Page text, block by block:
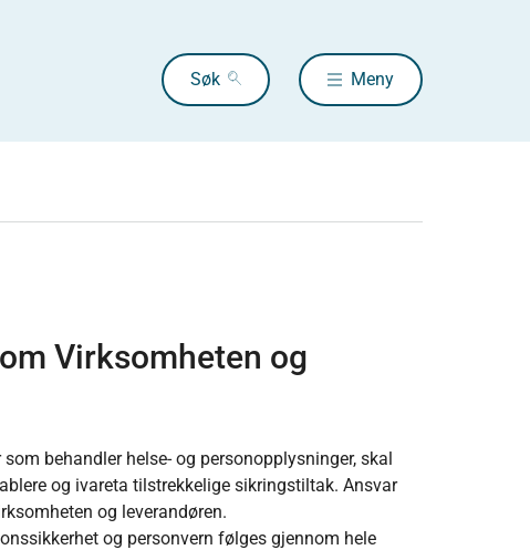
Søk Meny
Virksomheten og
behandler helse- og personopplysninger, skal
og ivareta tilstrekkelige sikringstiltak. Ansvar
og leverandøren.
og personvern følges gjennom hele